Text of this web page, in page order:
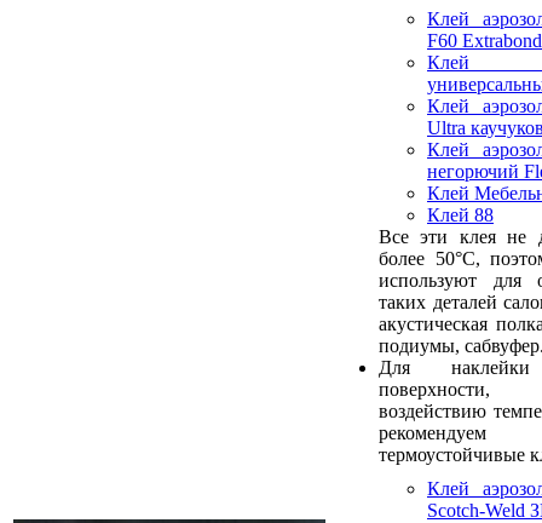
Клей
F60 Extrabond
Клей
Клей
Ultra
Клей
негорючий
Клей
Клей 88
Все эти клея не
более 50°С,
используют для
таких деталей
акустическая
подиумы,
Для
поверхности,
воздействию
рекомендуем
термоустойчивые
Клей
Scotch-Weld